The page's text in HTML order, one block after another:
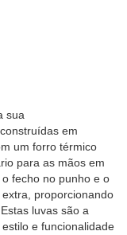
sua
em
um forro térmico
para as mãos em
fecho no punho e o
proporcionando
luvas são a
e funcionalidade